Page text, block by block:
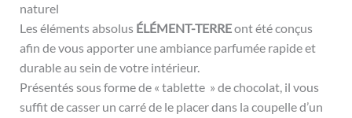
naturel
Les éléments absolus ÉLÉMENT-TERREont été conçus
afin de vous apporter une ambiance parfumée rapide et
durable au sein de votre intérieur.
Présentés sous forme de « tablette » de chocolat, il vous
suffit de casser un carré de le placer dans la coupelle d’un